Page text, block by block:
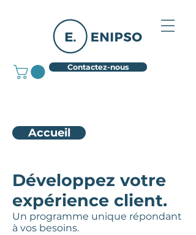
Contactez-nous
Accueil
Développez votre
expérience client.
Un programme unique répondant
à vos besoins.